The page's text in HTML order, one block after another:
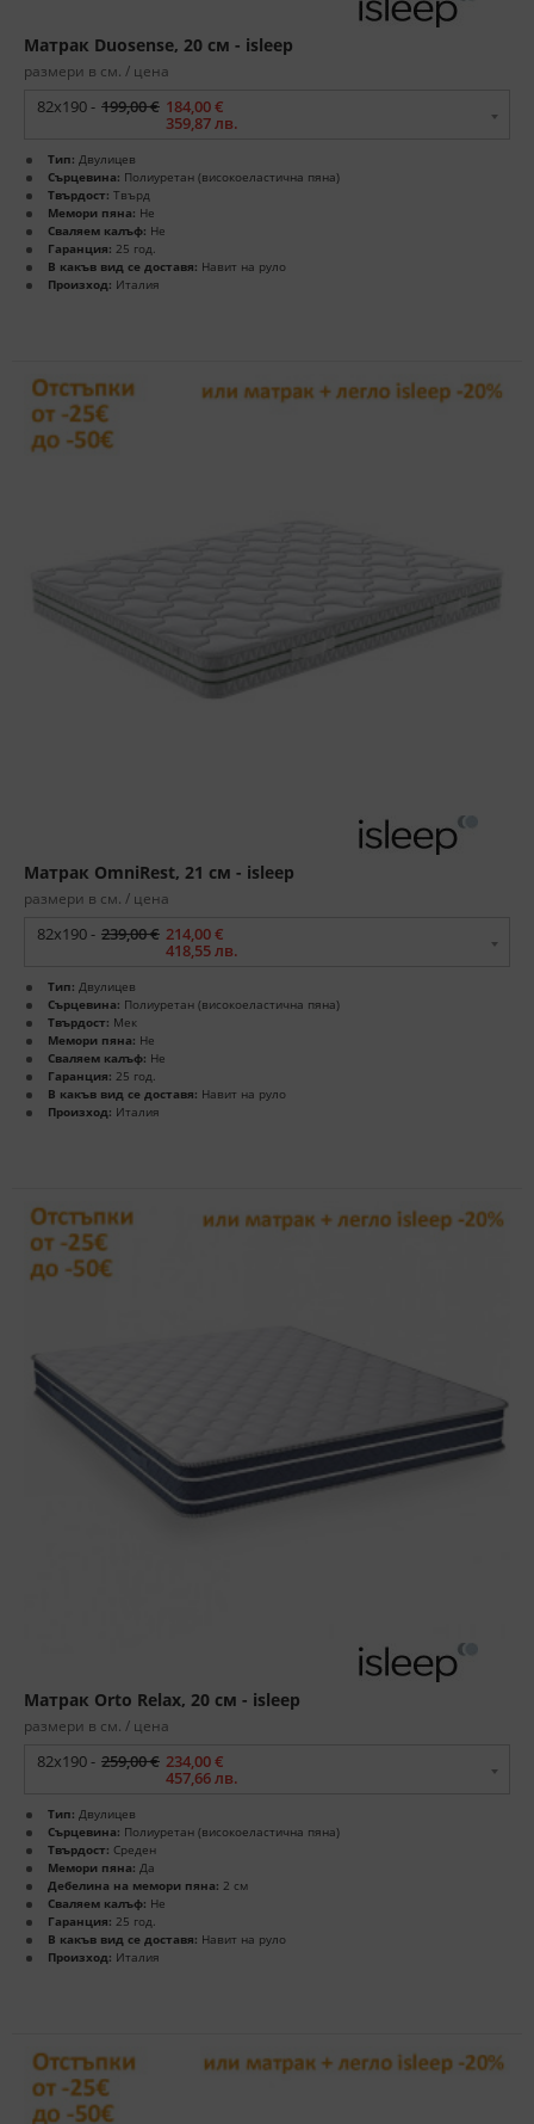
Матрак Duosense, 20 см - isleep
размери в см. / цена
82x190 - 199,00 € 184,00 €
359,87 лв.
Тип: Двулицев
Сърцевина: Полиуретан (високоеластична пяна)
Твърдост: Твърд
Мемори пяна: Не
Сваляем калъф: Не
Гаранция: 25 год.
В какъв вид се доставя: Навит на руло
Произход: Италия
Матрак OmniRest, 21 см - isleep
размери в см. / цена
82x190 - 239,00 € 214,00 €
418,55 лв.
Тип: Двулицев
Сърцевина: Полиуретан (високоеластична пяна)
Твърдост: Мек
Мемори пяна: Не
Сваляем калъф: Не
Гаранция: 25 год.
В какъв вид се доставя: Навит на руло
Произход: Италия
Матрак Orto Relax, 20 см - isleep
размери в см. / цена
82x190 - 259,00 € 234,00 €
457,66 лв.
Тип: Двулицев
Сърцевина: Полиуретан (високоеластична пяна)
Твърдост: Среден
Мемори пяна: Да
Дебелина на мемори пяна: 2 см
Сваляем калъф: Не
Гаранция: 25 год.
В какъв вид се доставя: Навит на руло
Произход: Италия